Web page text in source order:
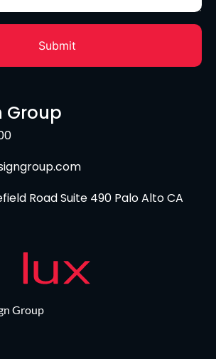
Group
Road Suite 490 Palo Alto CA
Group